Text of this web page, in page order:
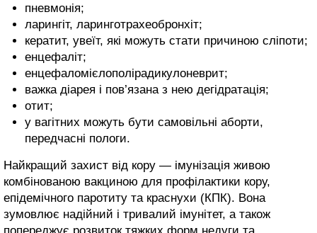
Найсерйознішими ускладненнями є:
пневмонія;
ларингіт, ларинготрахеобронхіт;
кератит, увеїт, які можуть стати причиною сліпоти;
енцефаліт;
енцефаломієлополірадикулоневрит;
важка діарея і пов’язана з нею дегідратація;
отит;
у вагітних можуть бути самовільні аборти,
передчасні пологи.
Найкращий захист від кору — імунізація живою
комбінованою вакциною для профілактики кору,
епідемічного паротиту та краснухи (КПК). Вона